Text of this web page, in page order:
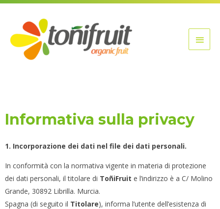
Vai
contenuto
Informativa sulla privacy
1. Incorporazione dei dati nel file dei dati personali.
In conformità con la normativa vigente in materia di protezione
dei dati personali, il titolare di ToñiFruit e l’indirizzo è a C/ Molino
Grande, 30892 Librilla. Murcia.
Spagna (di seguito il Titolare), informa l’utente dell’esistenza di